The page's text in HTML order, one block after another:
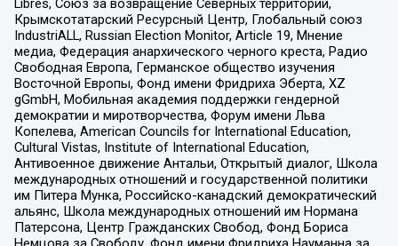
Libres, Союз за возвращение Северных территорий,
Крымскотатарский Ресурсный Центр, Глобальный союз
IndustriALL, Russian Election Monitor, Article 19, Мнение
медиа, Федерация анархического черного креста, Радио
Свободная Европа, Германское общество изучения
Восточной Европы, Фонд имени Фридриха Эберта, XZ
gGmbH, Мобильная академия поддержки гендерной
демократии и миротворчества, Форум имени Льва
Копелева, American Councils for International Education,
Cultural Vistas, Institute of International Education,
Антивоенное движение Антальи, Открытый диалог, Школа
международных отношений и государственной политики
им Питера Мунка, Российско-канадский демократический
альянс, Школа международных отношений им Нормана
Патерсона, Центр Гражданских Свобод, Фонд Бориса